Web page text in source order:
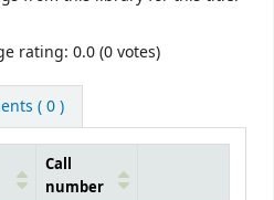
rating: 0.0 (0 votes)
( 0 )
Call
number